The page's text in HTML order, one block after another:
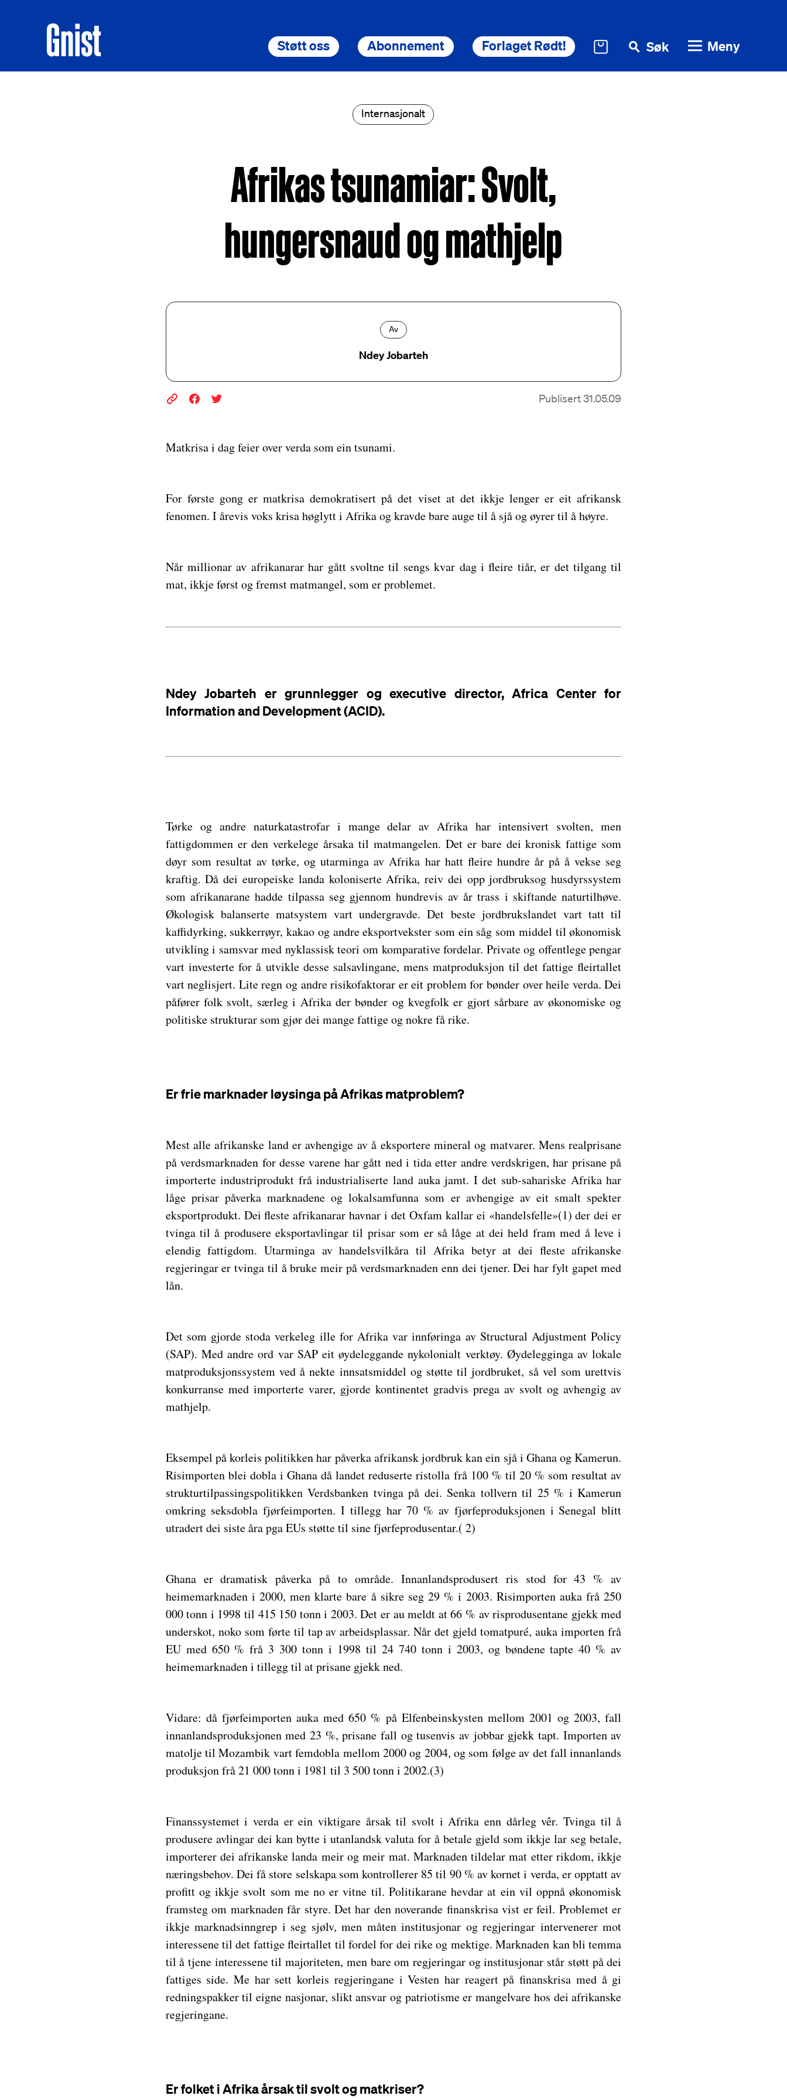
Støtt oss Abonnement Forlaget Rødt! Søk Meny
Internasjonalt
Afrikas tsunamiar: Svolt,
hungersnaud og mathjelp
Av
Ndey Jobarteh
Publisert 31.05.09
Matkrisa i dag feier over verda som ein tsunami.
For første gong er matkrisa demokratisert på det viset at det ikkje lenger er eit afrikansk
fenomen. I årevis voks krisa høglytt i Afrika og kravde bare auge til å sjå og øyrer til å høyre.
Når millionar av afrikanarar har gått svoltne til sengs kvar dag i fleire tiår, er det tilgang til
mat, ikkje først og fremst matmangel, som er problemet.
Ndey Jobarteh er grunnlegger og executive director, Africa Center for
Information and Development (ACID).
Tørke og andre naturkatastrofar i mange delar av Afrika har intensivert svolten, men
fattigdommen er den verkelege årsaka til matmangelen. Det er bare dei kronisk fattige som
døyr som resultat av tørke, og utarminga av Afrika har hatt fleire hundre år på å vekse seg
kraftig. Då dei europeiske landa koloniserte Afrika, reiv dei opp jordbruksog husdyrssystem
som afrikanarane hadde tilpassa seg gjennom hundrevis av år trass i skiftande naturtilhøve.
Økologisk balanserte matsystem vart undergravde. Det beste jordbrukslandet vart tatt til
kaffidyrking, sukkerrøyr, kakao og andre eksportvekster som ein såg som middel til økonomisk
utvikling i samsvar med nyklassisk teori om komparative fordelar. Private og offentlege pengar
vart investerte for å utvikle desse salsavlingane, mens matproduksjon til det fattige fleirtallet
vart neglisjert. Lite regn og andre risikofaktorar er eit problem for bønder over heile verda. Dei
påfører folk svolt, særleg i Afrika der bønder og kvegfolk er gjort sårbare av økonomiske og
politiske strukturar som gjør dei mange fattige og nokre få rike.
Er frie marknader løysinga på Afrikas matproblem?
Mest alle afrikanske land er avhengige av å eksportere mineral og matvarer. Mens realprisane
på verdsmarknaden for desse varene har gått ned i tida etter andre verdskrigen, har prisane på
importerte industriprodukt frå industrialiserte land auka jamt. I det sub-sahariske Afrika har
låge prisar påverka marknadene og lokalsamfunna som er avhengige av eit smalt spekter
eksportprodukt. Dei fleste afrikanarar havnar i det Oxfam kallar ei «handelsfelle»(1) der dei er
tvinga til å produsere eksportavlingar til prisar som er så låge at dei held fram med å leve i
elendig fattigdom. Utarminga av handelsvilkåra til Afrika betyr at dei fleste afrikanske
regjeringar er tvinga til å bruke meir på verdsmarknaden enn dei tjener. Dei har fylt gapet med
lån.
Det som gjorde stoda verkeleg ille for Afrika var innføringa av Structural Adjustment Policy
(SAP). Med andre ord var SAP eit øydeleggande nykolonialt verktøy. Øydelegginga av lokale
matproduksjonssystem ved å nekte innsatsmiddel og støtte til jordbruket, så vel som urettvis
konkurranse med importerte varer, gjorde kontinentet gradvis prega av svolt og avhengig av
mathjelp.
Eksempel på korleis politikken har påverka afrikansk jordbruk kan ein sjå i Ghana og Kamerun.
Risimporten blei dobla i Ghana då landet reduserte ristolla frå 100 % til 20 % som resultat av
strukturtilpassingspolitikken Verdsbanken tvinga på dei. Senka tollvern til 25 % i Kamerun
omkring seksdobla fjørfeimporten. I tillegg har 70 % av fjørfeproduksjonen i Senegal blitt
utradert dei siste åra pga EUs støtte til sine fjørfeprodusentar.( 2)
Ghana er dramatisk påverka på to område. Innanlandsprodusert ris stod for 43 % av
heimemarknaden i 2000, men klarte bare å sikre seg 29 % i 2003. Risimporten auka frå 250
000 tonn i 1998 til 415 150 tonn i 2003. Det er au meldt at 66 % av risprodusentane gjekk med
underskot, noko som førte til tap av arbeidsplassar. Når det gjeld tomatpuré, auka importen frå
EU med 650 % frå 3 300 tonn i 1998 til 24 740 tonn i 2003, og bøndene tapte 40 % av
heimemarknaden i tillegg til at prisane gjekk ned.
Vidare: då fjørfeimporten auka med 650 % på Elfenbeinskysten mellom 2001 og 2003, fall
innanlandsproduksjonen med 23 %, prisane fall og tusenvis av jobbar gjekk tapt. Importen av
matolje til Mozambik vart femdobla mellom 2000 og 2004, og som følge av det fall innanlands
produksjon frå 21 000 tonn i 1981 til 3 500 tonn i 2002.(3)
Finanssystemet i verda er ein viktigare årsak til svolt i Afrika enn dårleg vêr. Tvinga til å
produsere avlingar dei kan bytte i utanlandsk valuta for å betale gjeld som ikkje lar seg betale,
importerer dei afrikanske landa meir og meir mat. Marknaden tildelar mat etter rikdom, ikkje
næringsbehov. Dei få store selskapa som kontrollerer 85 til 90 % av kornet i verda, er opptatt av
profitt og ikkje svolt som me no er vitne til. Politikarane hevdar at ein vil oppnå økonomisk
framsteg om marknaden får styre. Det har den noverande finanskrisa vist er feil. Problemet er
ikkje marknadsinngrep i seg sjølv, men måten institusjonar og regjeringar intervenerer mot
interessene til det fattige fleirtallet til fordel for dei rike og mektige. Marknaden kan bli temma
til å tjene interessene til majoriteten, men bare om regjeringar og institusjonar står støtt på dei
fattiges side. Me har sett korleis regjeringane i Vesten har reagert på finanskrisa med å gi
redningspakker til eigne nasjonar, slikt ansvar og patriotisme er mangelvare hos dei afrikanske
regjeringane.
Er folket i Afrika årsak til svolt og matkriser?